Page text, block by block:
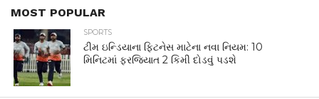
MOST POPULAR
SPORTS
ટીમ ઇન્ડિયાના ફિટનેસ માટેના નવા નિયમ: 10
મિનિટમાં ફરજિયાત 2 કિમી દોડવું પડશે